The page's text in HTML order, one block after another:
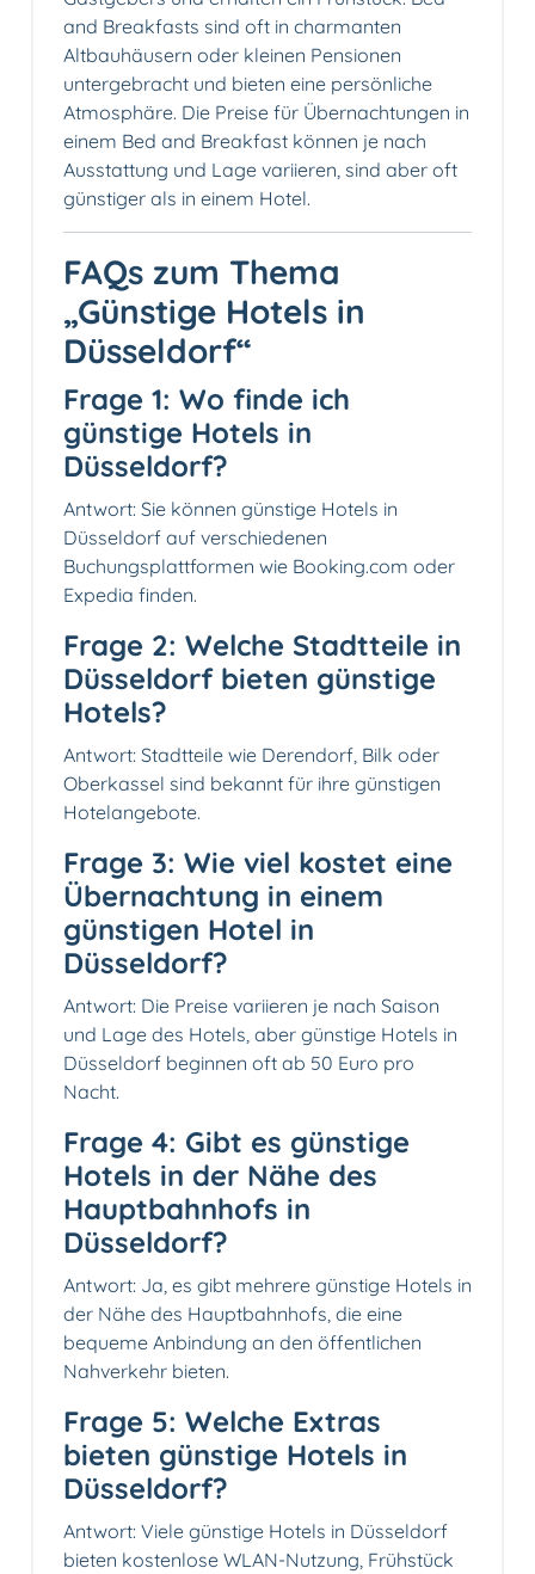
and Breakfasts sind oft in charmanten
Altbauhäusern oder kleinen Pensionen
untergebracht und bieten eine persönliche
Atmosphäre. Die Preise für Übernachtungen in
einem Bed and Breakfast können je nach
Ausstattung und Lage variieren, sind aber oft
günstiger als in einem Hotel.
FAQs zum Thema
„Günstige Hotels in
Düsseldorf“
Frage 1: Wo finde ich
günstige Hotels in
Düsseldorf?
Antwort: Sie können günstige Hotels in
Düsseldorf auf verschiedenen
Buchungsplattformen wie Booking.com oder
Expedia finden.
Frage 2: Welche Stadtteile in
Düsseldorf bieten günstige
Hotels?
Antwort: Stadtteile wie Derendorf, Bilk oder
Oberkassel sind bekannt für ihre günstigen
Hotelangebote.
Frage 3: Wie viel kostet eine
Übernachtung in einem
günstigen Hotel in
Düsseldorf?
Antwort: Die Preise variieren je nach Saison
und Lage des Hotels, aber günstige Hotels in
Düsseldorf beginnen oft ab 50 Euro pro
Nacht.
Frage 4: Gibt es günstige
Hotels in der Nähe des
Hauptbahnhofs in
Düsseldorf?
Antwort: Ja, es gibt mehrere günstige Hotels in
der Nähe des Hauptbahnhofs, die eine
bequeme Anbindung an den öffentlichen
Nahverkehr bieten.
Frage 5: Welche Extras
bieten günstige Hotels in
Düsseldorf?
Antwort: Viele günstige Hotels in Düsseldorf
bieten kostenlose WLAN-Nutzung, Frühstück